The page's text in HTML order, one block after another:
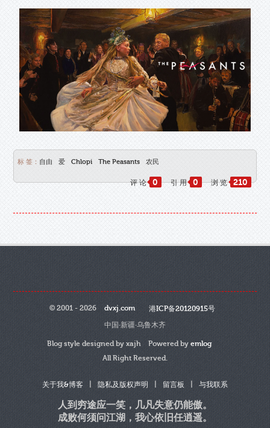
标 签： 自由 爱 Chlopi The Peasants 农民
评 论 0 引 用 0 浏 览 210
© 2001 - 2026 dvxj.com
港ICP备20120915号
中国·新疆·乌鲁木齐
Blog style designed by xajh Powered by emlog
All Right Reserved.
关于我&博客 | 隐私及版权声明 | 留言板 | 与我联系
人到穷途应一笑，几凡失意仍能傲。
成败何须问江湖，我心依旧任逍遥。